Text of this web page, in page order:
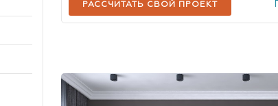
РАССЧИТАТЬ СВОЙ ПРОЕКТ